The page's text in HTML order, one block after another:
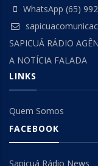
WhatsApp (65)
SAPICUÁ RÁDIO
A NOTÍCIA FALADA
LINKS
Quem Somos
FACEBOOK
Sapicuá Rádio News